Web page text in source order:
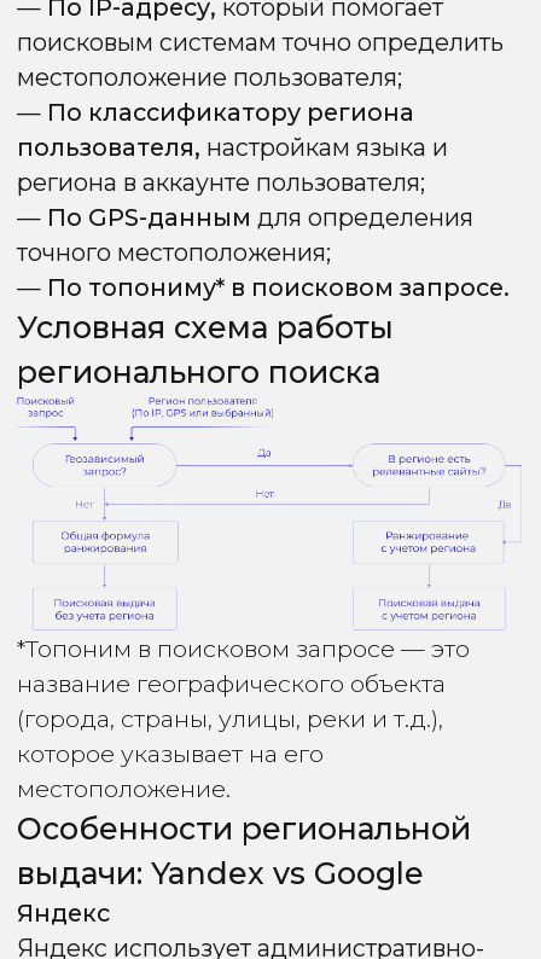
о региональной принадлежности сайта,
снижает неопределённость алгоритмов
выдаче, что делает данный механизм
сильным преимуществом при
Google
Google не имеет инструмента жёсткой
привязки сайта к городу (геотаргетинг
в Google Search Console работает только
на уровне стран). Региональность
определяется совокупностью косвенных
сигналов:
— Контентным анализом (упоминания
топонимов);
— Ссылочным профилем (локальные
анкоры);
— Данными Google Business Profile
(GMB/GBP);
— IP-адресом сервера.
Из-за отсутствия явного управляющего
сигнала региональное продвижение
в Google сложнее: эффект достигается
только через накопление
и согласованность факторов, а результат
проявляется медленнее и менее
предсказуемо.
В следующем блоке разберём методы
реализации регионального
продвижения и какие сигналы
действительно влияют на попадание
в локальный топ.
Региональное
продвижение: 6 методов
реализации